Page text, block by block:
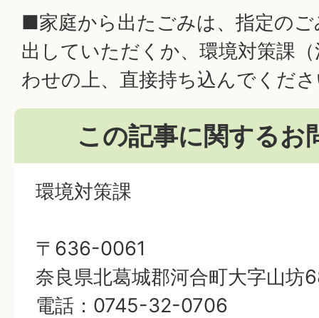
■家庭から出たごみは、指定の
出していただくか、環境対策課
わせの上、直接持ち込んでくだ
この記事に関するお
環境対策課
〒636-0061
奈良県北葛城郡河合町大字山坊
電話：0745-32-0706